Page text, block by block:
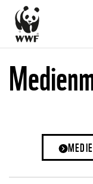
Direkt
zum
Inhalt